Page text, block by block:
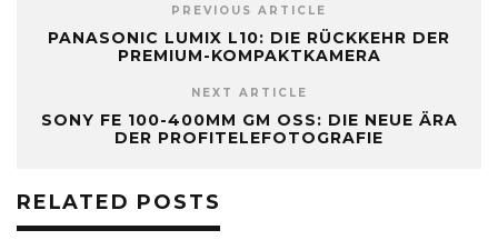
PREVIOUS ARTICLE
PANASONIC LUMIX L10: DIE RÜCKKEHR DER
PREMIUM-KOMPAKTKAMERA
NEXT ARTICLE
SONY FE 100-400MM GM OSS: DIE NEUE ÄRA
DER PROFITELEFOTOGRAFIE
RELATED POSTS